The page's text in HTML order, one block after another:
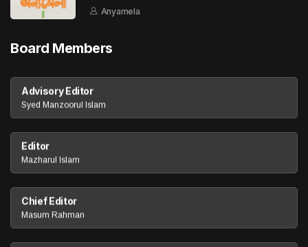
Anyamela
Board Members
Advisory Editor
Syed Manzoorul Islam
Editor
Mazharul Islam
Chief Editor
Masum Rahman